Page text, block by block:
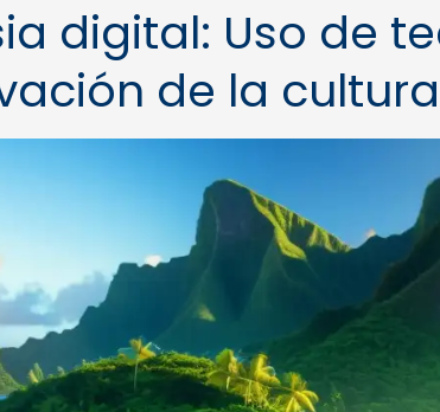
digital: Uso de
de la cultura